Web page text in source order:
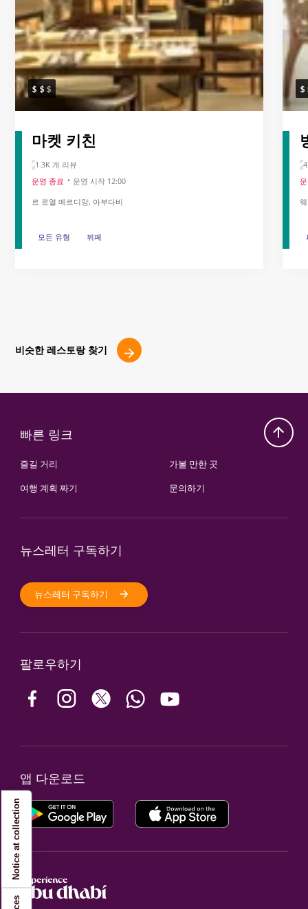
마켓 키친
1.3K 개 리뷰
운영 종료
운영 시작 12:00
르 로열 메르디앙, 아부다비
모든 유형 뷔페
모든 유형 뷔페
비슷한 레스토랑 찾기
빠른 링크
즐길 거리
여행 계획 짜기
가볼 만한 곳
문의하기
뉴스레터 구독하기
뉴스레터 구독하기
팔로우하기
앱 다운로드
Notice at collection